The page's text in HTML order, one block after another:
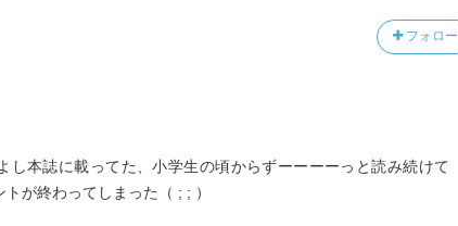
フォロー
し本誌に載ってた、小学生の頃からずーーーーっと読み続けて
が終わってしまった（ ; ; ）